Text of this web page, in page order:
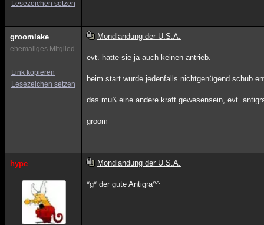
Lesezeichen setzen
groomlake
ehemaliges Mitglied
Link kopieren
Lesezeichen setzen
Mondlandung der U.S.A.
evt. hatte sie ja auch keinen antrieb.
beim start wurde jedenfalls nichtgenügend schub
das muß eine andere kraft gewesensein, evt.
groom
hype Mondlandung der U.S.A.
*g* der gute Antigra^^